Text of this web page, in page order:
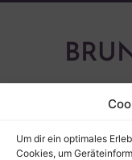
Um dir ein optimales
Cookies, um